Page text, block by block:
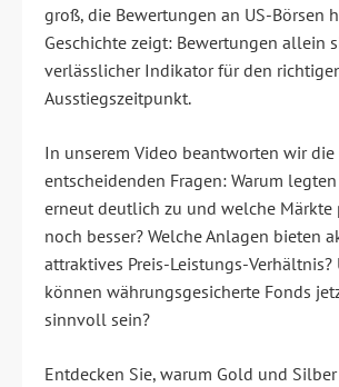
groß, die Bewertungen an US-Börsen
Geschichte zeigt: Bewertungen allein
verlässlicher Indikator für den
Ausstiegszeitpunkt.
In unserem Video beantworten wir die
entscheidenden Fragen: Warum
erneut deutlich zu und welche Märkte
noch besser? Welche Anlagen bieten
attraktives Preis-Leistungs-Verhältnis?
können währungsgesicherte Fonds
sinnvoll sein?
Entdecken Sie, warum Gold und